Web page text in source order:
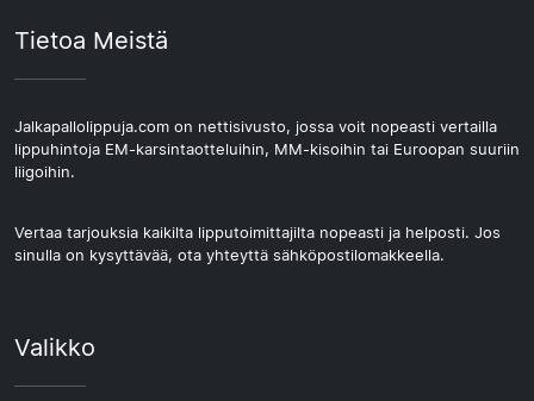
Tietoa Meistä
Jalkapallolippuja.com on nettisivusto, jossa voit nopeasti vertailla
lippuhintoja EM-karsintaotteluihin, MM-kisoihin tai Euroopan suuriin
liigoihin.
Vertaa tarjouksia kaikilta lipputoimittajilta nopeasti ja helposti. Jos
sinulla on kysyttävää, ota yhteyttä sähköpostilomakkeella.
Valikko